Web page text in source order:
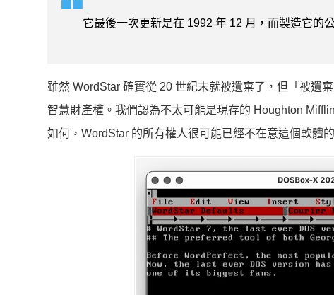
它最後一次更新是在 1992 年 12 月，而製造它的
雖然 WordStar 確實從 20 世紀末就被遺棄了，但「被遺
智慧財產權。我們認為不太可能是現存的 Houghton
如何，WordStar 的所有權人很可能已經不在意這個軟體